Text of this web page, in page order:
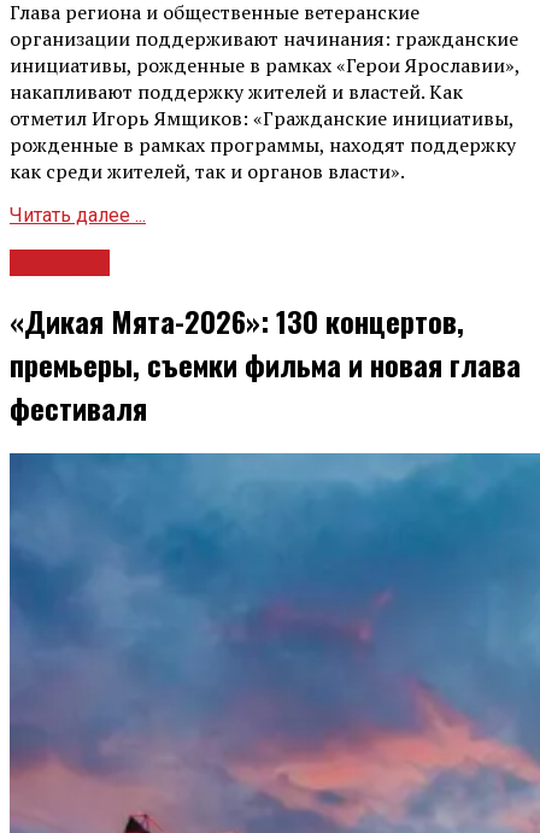
Глава региона и общественные ветеранские
организации поддерживают начинания: гражданские
инициативы, рожденные в рамках «Герои Ярославии»,
накапливают поддержку жителей и властей. Как
отметил Игорь Ямщиков: «Гражданские инициативы,
рожденные в рамках программы, находят поддержку
как среди жителей, так и органов власти».
Читать далее ...
«Дикая Мята-2026»: 130 концертов,
премьеры, съемки фильма и новая глава
фестиваля